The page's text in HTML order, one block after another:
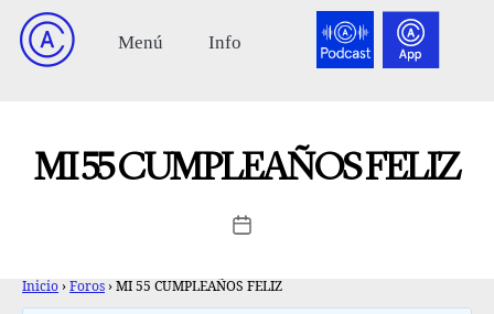
MI 55 CUMPLEAÑOS FELIZ
Inicio › Foros › MI 55 CUMPLEAÑOS FELIZ